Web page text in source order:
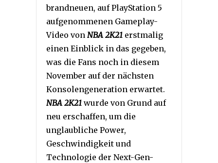
brandneuen, auf PlayStation 5
aufgenommenen Gameplay-
Video von NBA 2K21 erstmalig
einen Einblick in das gegeben,
was die Fans noch in diesem
November auf der nächsten
Konsolengeneration erwartet.
NBA 2K21 wurde von Grund auf
neu erschaffen, um die
unglaubliche Power,
Geschwindigkeit und
Technologie der Next-Gen-